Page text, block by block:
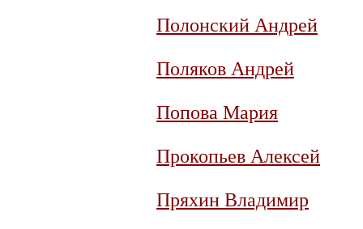
Полонский Андрей
Поляков Андрей
Попова Мария
Прокопьев Алексей
Пряхин Владимир